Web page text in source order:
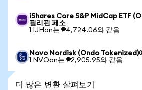
iShares Core S&P MidCap ETF
필리핀 페소
1 IJHon는 ₱4,724.06와 같음
Novo Nordisk (Ondo Tokenized)
1 NVOon는 ₱2,905.95와 같음
더 많은 변환 살펴보기